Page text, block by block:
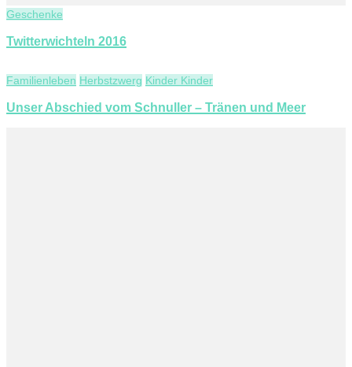
Geschenke
Twitterwichteln 2016
Familienleben Herbstzwerg Kinder Kinder
Unser Abschied vom Schnuller – Tränen und Meer